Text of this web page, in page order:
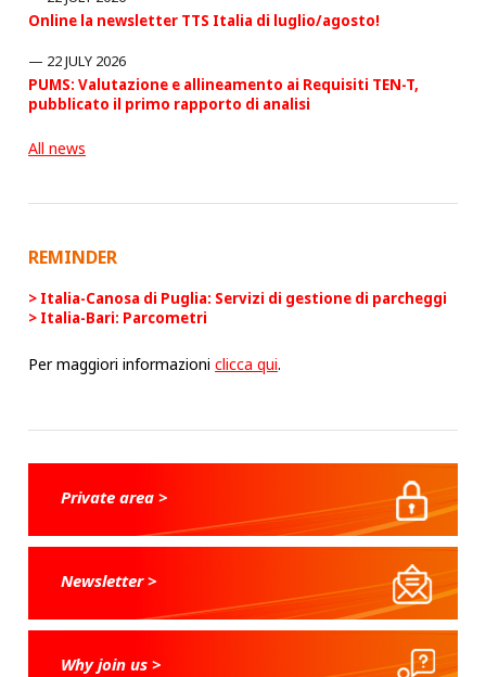
Online la newsletter TTS Italia di luglio/agosto!
22 JULY 2026
PUMS: Valutazione e allineamento ai Requisiti TEN-T,
pubblicato il primo rapporto di analisi
All news
REMINDER
Italia-Canosa di Puglia: Servizi di gestione di parcheggi
Italia-Bari: Parcometri
Per maggiori informazioniclicca qui.
Private area >
Newsletter >
Why join us >